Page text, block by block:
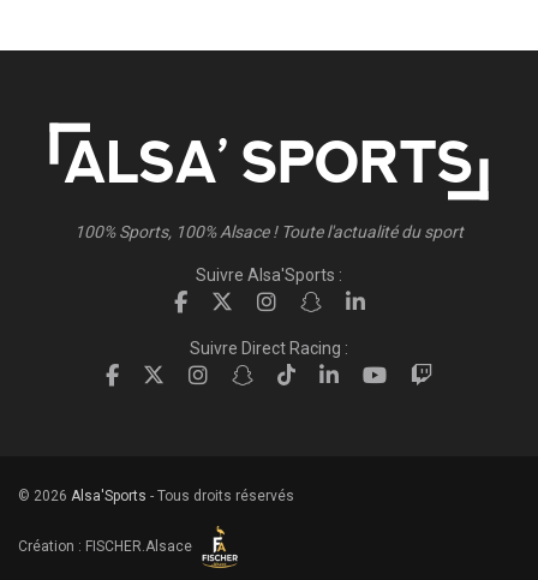
100% Sports, 100% Alsace ! Toute l'actualité du sport
Suivre Alsa'Sports :
Suivre Direct Racing :
© 2026 Alsa'Sports - Tous droits réservés
Création : FISCHER.Alsace